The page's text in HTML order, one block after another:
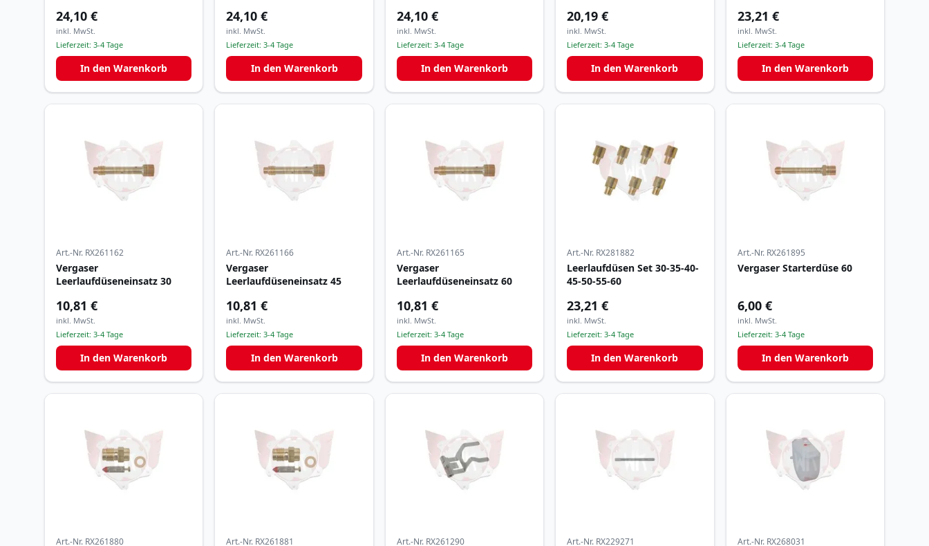
24,10 €
inkl. MwSt.
Lieferzeit: 3-4 Tage
In den Warenkorb
24,10 €
inkl. MwSt.
Lieferzeit:3-4 Tage
In den Warenkorb
24,10 €
inkl. MwSt.
Lieferzeit: 3-4 Tage
In den Warenkorb
20,19 €
inkl. MwSt.
Lieferzeit:3-4 Tage
In den Warenkorb
23,21 €
inkl. MwSt.
Lieferzeit: 3-4 Tage
In den Warenkorb
Art.-Nr. RX261162
Vergaser
Leerlaufdüseneinsatz 30
10,81 €
inkl. MwSt.
Lieferzeit: 3-4 Tage
In den Warenkorb
Art.-Nr. RX261166
Vergaser
Leerlaufdüseneinsatz 45
10,81 €
inkl. MwSt.
Lieferzeit:3-4 Tage
In den Warenkorb
Art.-Nr. RX261165
Vergaser
Leerlaufdüseneinsatz 60
10,81 €
inkl. MwSt.
Lieferzeit: 3-4 Tage
In den Warenkorb
Art.-Nr. RX281882
Leerlaufdüsen Set 30-35-40-
45-50-55-60
23,21 €
inkl. MwSt.
Lieferzeit:3-4 Tage
In den Warenkorb
Art.-Nr. RX261895
Vergaser Starterdüse 60
6,00 €
inkl. MwSt.
Lieferzeit: 3-4 Tage
In den Warenkorb
Art.-Nr. RX261880 Art.-Nr. RX261881 Art.-Nr. RX261290 Art.-Nr. RX229271 Art.-Nr. RX268031